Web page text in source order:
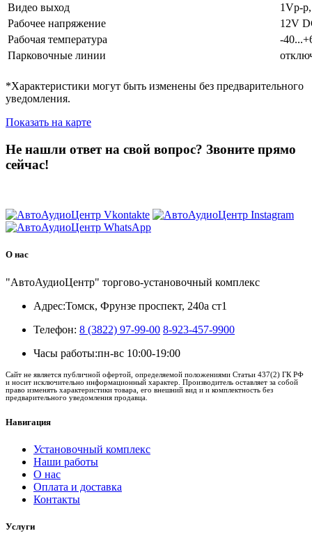
Видео выход
1Vp-
Рабочее напряжение
12V
Рабочая температура
-
Парковочные линии
*Характеристики могут быть изменены без предварительного
уведомления.
Показать на карте
Не нашли ответ на свой вопрос? Звоните прямо
сейчас!
О нас
"АвтоАудиоЦентр" торгово-установочный комплекс
Адрес:Томск, Фрунзе проспект, 240а ст1
Телефон: 8 (3822) 97-99-00 8-923-457-9900
Часы работы:пн-вс 10:00-19:00
Сайт не является публичной офертой, определяемой положениями Статьи 437(2) ГК РФ
и носит исключительно информационный характер. Производитель оставляет за собой
право изменять характеристики товара, его внешний вид и и комплектность без
предварительного уведомления продавца.
Навигация
Установочный комплекс
Наши работы
О нас
Оплата и доставка
Контакты
Услуги